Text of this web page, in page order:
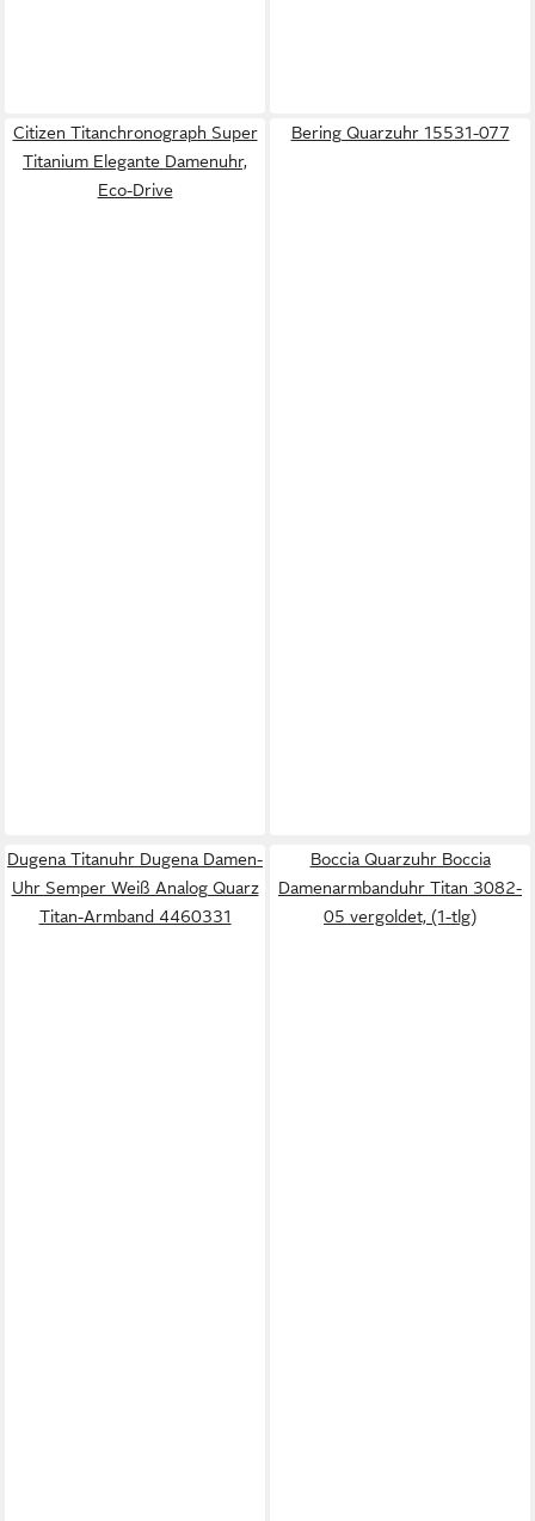
Citizen Titanchronograph Super
Titanium Elegante Damenuhr,
Eco-Drive
Bering Quarzuhr 15531-077
Dugena Titanuhr Dugena Damen-
Uhr Semper Weiß Analog Quarz
Titan-Armband 4460331
Boccia Quarzuhr Boccia
Damenarmbanduhr Titan 3082-
05 vergoldet, (1-tlg)